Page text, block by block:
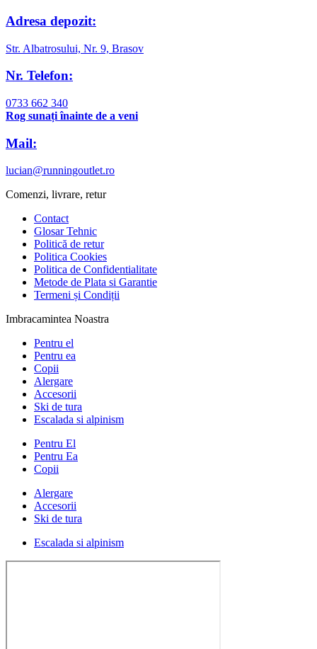
Adresa depozit:
Str. Albatrosului, Nr. 9, Brasov
Nr. Telefon:
0733 662 340
Rog sunați înainte de a veni
Mail:
lucian@runningoutlet.ro
Comenzi, livrare, retur
Contact
Glosar Tehnic
Politică de retur
Politica Cookies
Politica de Confidentialitate
Metode de Plata si Garantie
Termeni și Condiții
Imbracamintea Noastra
Pentru el
Pentru ea
Copii
Alergare
Accesorii
Ski de tura
Escalada si alpinism
Pentru El
Pentru Ea
Copii
Alergare
Accesorii
Ski de tura
Escalada si alpinism